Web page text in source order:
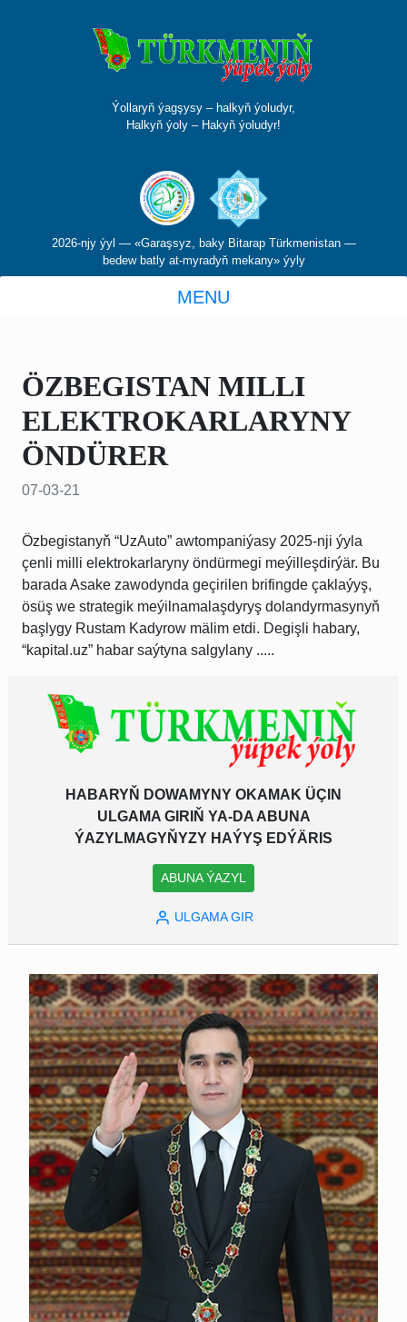
Ýollaryň ýagşysy – halkyň ýoludyr,
Halkyň ýoly – Hakyň ýoludyr!
2026-njy ýyl — «Garaşsyz, baky Bitarap Türkmenistan —
bedew batly at-myradyň mekany» ýyly
MENU
ÖZBEGISTAN MILLI
ELEKTROKARLARYNY
ÖNDÜRER
07-03-21
Özbegistanyň “UzAuto” awtompaniýasy 2025-nji ýyla
çenli milli elektrokarlaryny öndürmegi meýilleşdirýär. Bu
barada Asake zawodynda geçirilen brifingde çaklaýyş,
ösüş we strategik meýilnamalaşdyryş dolandyrmasynyň
başlygy Rustam Kadyrow mälim etdi. Degişli habary,
“kapital.uz” habar saýtyna salgylany .....
HABARYŇ DOWAMYNY OKAMAK ÜÇIN
ULGAMA GIRIŇ YA-DA ABUNA
ÝAZYLMAGYŇYZY HAÝYŞ EDÝÄRIS
ABUNA ÝAZYL
ULGAMA GIR